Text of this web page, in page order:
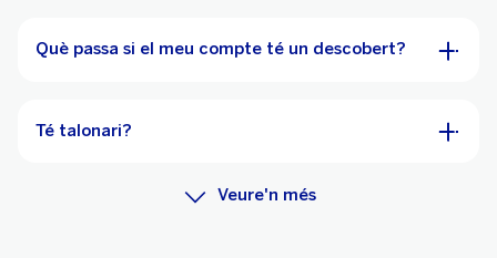
Què passa si el meu compte té un descobert?
Té talonari?
Veure'n més